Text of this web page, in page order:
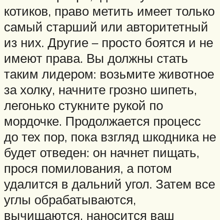
котиков, право метить имеет только
самый старший или авторитетный
из них. Другие – просто боятся и не
имеют права. Вы должны стать
таким лидером: возьмите животное
за холку, начните грозно шипеть,
легонько стукните рукой по
мордочке. Продолжается процесс
до тех пор, пока взгляд шкодника не
будет отведен: он начнет пищать,
прося помилования, а потом
удалится в дальний угол. Затем все
углы обрабатываются,
вычищаются, наносится ваш